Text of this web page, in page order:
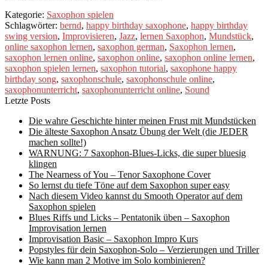
Kategorie: Saxophon spielen
Schlagwörter: bernd, happy birthday saxophone, happy birthday
swing version, Improvisieren, Jazz, lernen Saxophon, Mundstück,
online saxophon lernen, saxophon german, Saxophon lernen,
saxophon lernen online, saxophon online, saxophon online lernen,
saxophon spielen lernen, saxophon tutorial, saxophone happy
birthday song, saxophonschule, saxophonschule online,
saxophonunterricht, saxophonunterricht online, Sound
Letzte Posts
Die wahre Geschichte hinter meinen Frust mit Mundstücken
Die älteste Saxophon Ansatz Übung der Welt (die JEDER
machen sollte!)
WARNUNG: 7 Saxophon-Blues-Licks, die super bluesig
klingen
The Nearness of You – Tenor Saxophone Cover
So lernst du tiefe Töne auf dem Saxophon super easy
Nach diesem Video kannst du Smooth Operator auf dem
Saxophon spielen
Blues Riffs und Licks – Pentatonik üben – Saxophon
Improvisation lernen
Improvisation Basic – Saxophon Impro Kurs
Popstyles für dein Saxophon-Solo – Verzierungen und Triller
Wie kann man 2 Motive im Solo kombinieren?